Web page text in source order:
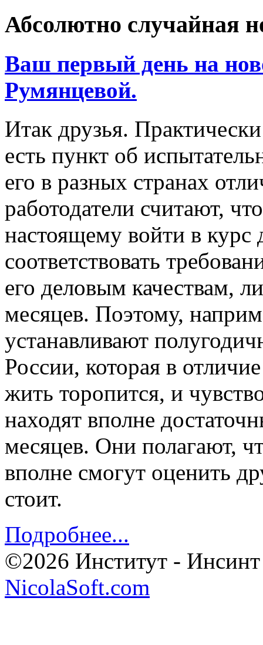
Абсолютно случайная
Ваш первый день на
Румянцевой.
Итак друзья.
есть пункт об
его в разных странах
работодатели считают,
настоящему войти в курс
соответствовать
его деловым качествам,
месяцев. Поэтому,
устанавливают
России, которая в
жить торопится, и
находят вполне
месяцев. Они полагают,
вполне смогут оценить
стоит.
Подробнее...
©2026 Институт -
NicolaSoft.com